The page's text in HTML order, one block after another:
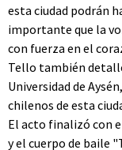
esta ciudad podrán
importante que la
con fuerza en el
Tello también
Universidad de
chilenos de esta
El acto finalizó con
y el cuerpo de baile